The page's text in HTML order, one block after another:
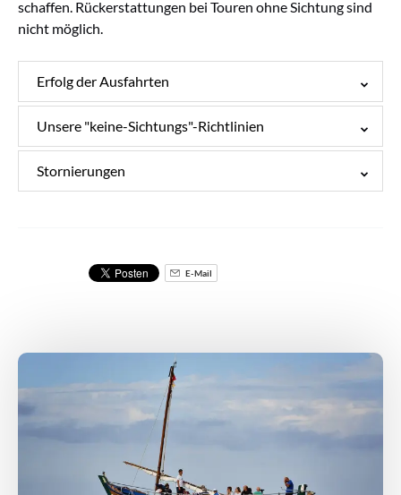
schaffen. Rückerstattungen bei Touren ohne Sichtung sind
nicht möglich.
Erfolg der Ausfahrten
Unsere "keine-Sichtungs"-Richtlinien
Stornierungen
E-Mail